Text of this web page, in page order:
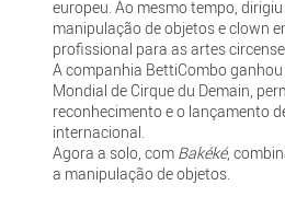
europeu. Ao mesmo tempo,
manipulação de objetos e clown
profissional para as artes
A companhia BettiCombo
Mondial de Cirque du Demain,
reconhecimento e o lançamento
internacional.
Agora a solo, com Bakéké,
a manipulação de objetos.